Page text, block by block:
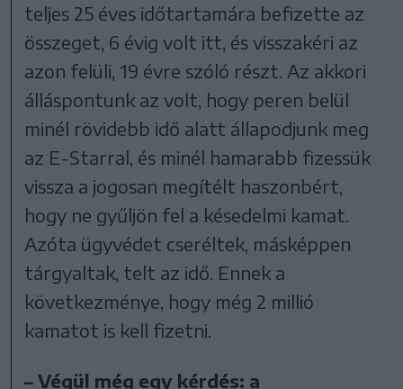
teljes 25 éves időtartamára befizette az
összeget, 6 évig volt itt, és visszakéri az
azon felüli, 19 évre szóló részt. Az akkori
álláspontunk az volt, hogy peren belül
minél rövidebb idő alatt állapodjunk meg
az E-Starral, és minél hamarabb fizessük
vissza a jogosan megítélt haszonbért,
hogy ne gyűljön fel a késedelmi kamat.
Azóta ügyvédet cseréltek, másképpen
tárgyaltak, telt az idő. Ennek a
következménye, hogy még 2 millió
kamatot is kell fizetni.
– Végül még egy kérdés: a